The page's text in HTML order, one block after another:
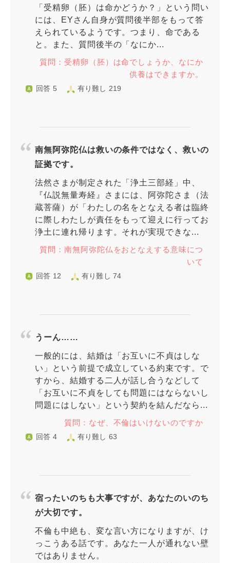
「受精卵（胚）は命かどうか？」という問い
には、EYさん自身が質問後半部をもって答
えられているようです。つまり、命である
と。また、質問後半の「なにか...
質問：受精卵（胚）は命でしょうか、なにか
供養はできますか。
回答 5 有り難し 219
南無阿弥陀仏は救いの条件ではなく、救いの
証拠です。
法然さまが制定された「浄土三部経」中、
『仏説無量寿経』さまには、阿弥陀さま（法
蔵菩薩）が「わたしの名をとなえる者は臨終
に際しわたしが責任をもって迎えに行ってお
浄土に連れ帰ります。それが実現できな...
質問：南無阿弥陀仏をおとなえする意味につ
いて
回答 12 有り難し 74
うーん……
一般的には、結婚は「お互いに不貞はしな
い」という前提で成立している約束です。で
すから、結婚する二人が話し合うなどして
「お互いに不貞をしても問題にはならないし
問題にはしない」という契約を結んだなら...
質問：なぜ、不倫はいけないのですか
回答 4 有り難し 63
宿ったいのちも大事ですが、あなたのいのち
が大切です。
不倫も中絶も、変な言い方になりますが、け
っこうある話です。あなた一人が通れない壁
ではありません。